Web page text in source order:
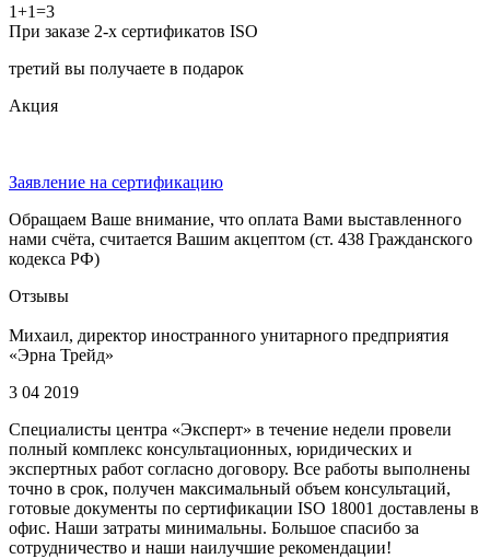
1+1=3
При заказе 2-х сертификатов ISO
третий вы получаете в подарок
Акция
Заявление на сертификацию
Обращаем Ваше внимание, что оплата Вами выставленного
нами счёта, считается Вашим акцептом (ст. 438 Гражданского
кодекса РФ)
Отзывы
Михаил, директор иностранного унитарного предприятия
«Эрна Трейд»
3 04 2019
Специалисты центра «Эксперт» в течение недели провели
полный комплекс консультационных, юридических и
экспертных работ согласно договору. Все работы выполнены
точно в срок, получен максимальный объем консультаций,
готовые документы по сертификации ISO 18001 доставлены в
офис. Наши затраты минимальны. Большое спасибо за
сотрудничество и наши наилучшие рекомендации!